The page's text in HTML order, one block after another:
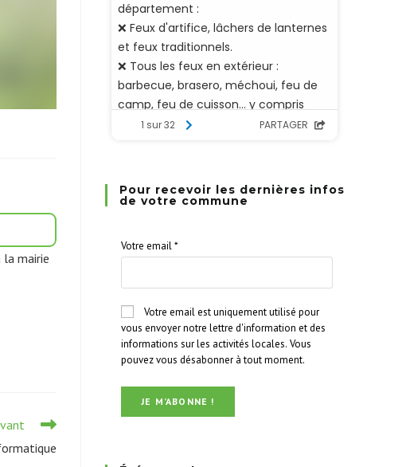
mairie
Pour recevoir les dernières infos
de votre commune
Votre email*
Votre email est uniquement utilisé pour
vous envoyer notre lettre d'information et des
informations sur les activités locales. Vous
pouvez vous désabonner à tout moment.